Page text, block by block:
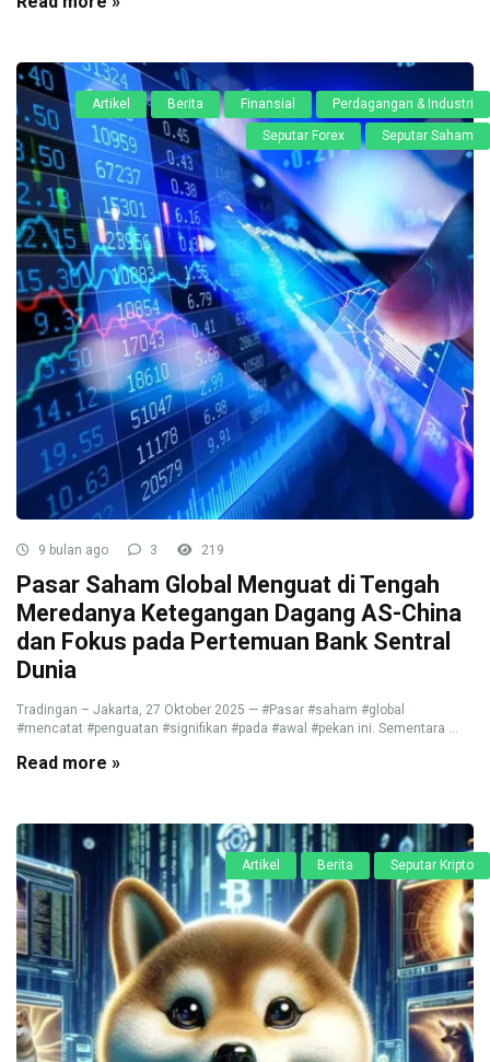
Artikel Berita Finansial Perdagangan & Industri
Seputar Forex Seputar Saham
9 bulan ago 3 219
Pasar Saham Global Menguat di Tengah
Meredanya Ketegangan Dagang AS-China
dan Fokus pada Pertemuan Bank Sentral
Dunia
Tradingan – Jakarta, 27 Oktober 2025 — #Pasar #saham #global
#mencatat #penguatan #signifikan #pada #awal #pekan ini. Sementara ...
Read more »
Artikel Berita Seputar Kripto